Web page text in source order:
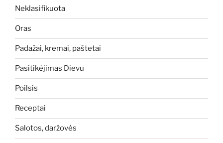
Neklasifikuota
Oras
Padažai, kremai, paštetai
Pasitikėjimas Dievu
Poilsis
Receptai
Salotos, daržovės